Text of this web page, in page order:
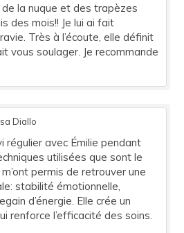
la nuque et des trapèzes
des mois!! Je lui ai fait
Très à l’écoute, elle définit
vous soulager. Je recommande
Diallo
régulier avec Émilie pendant
utilisées que sont le
permis de retrouver une
stabilité émotionnelle,
d’énergie. Elle crée un
renforce l’efficacité des soins.